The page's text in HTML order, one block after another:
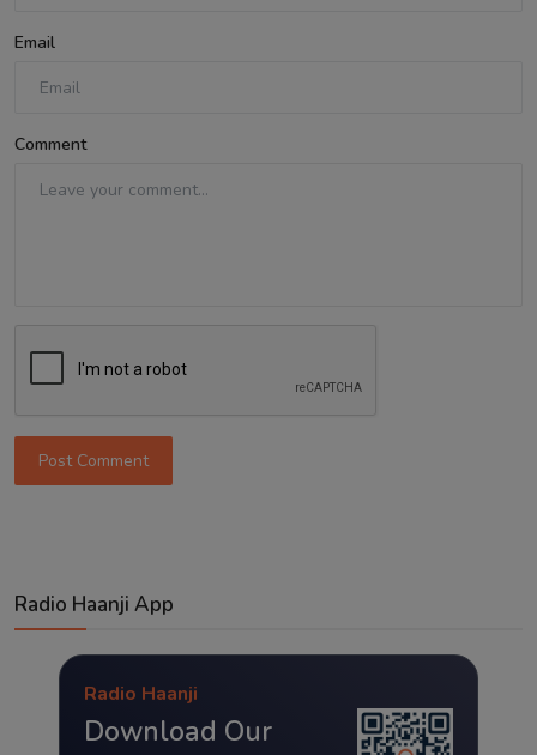
Email
Comment
Post Comment
Radio Haanji App
Radio Haanji
Download Our